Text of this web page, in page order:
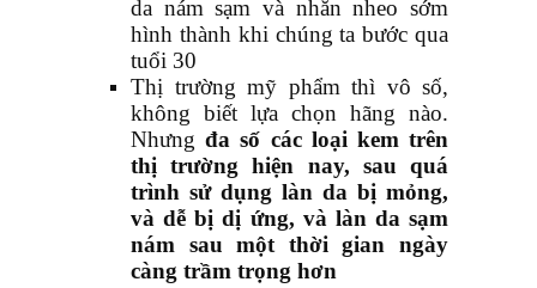
da nám sạm và nhăn nheo sớm
hình thành khi chúng ta bước qua
tuổi 30
Thị trường mỹ phẩm thì vô số,
không biết lựa chọn hãng nào.
Nhưngđa số các loại kem trên
thị trường hiện nay, sau quá
trình sử dụng làn da bị mỏng,
và dễ bị dị ứng, và làn da sạm
nám sau một thời gian ngày
càng trầm trọng hơn